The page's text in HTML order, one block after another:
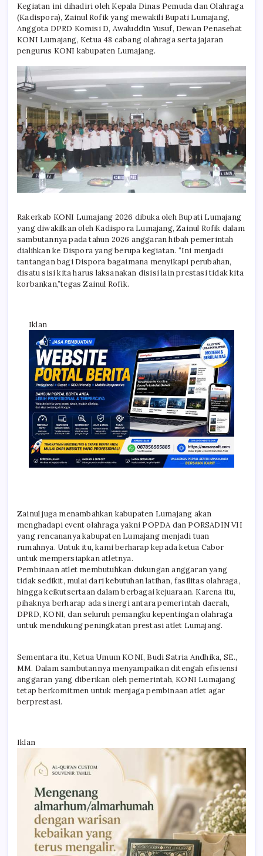
Kegiatan ini dihadiri oleh Kepala Dinas Pemuda dan Olahraga
(Kadispora), Zainul Rofik yang mewakili Bupati Lumajang,
Anggota DPRD Komisi D, Awaluddin Yusuf, Dewan Penasehat
KONI Lumajang, Ketua 48 cabang olahraga serta jajaran
pengurus KONI kabupaten Lumajang.
Rakerkab KONI Lumajang 2026 dibuka oleh Bupati Lumajang
yang diwakilkan oleh Kadispora Lumajang, Zainul Rofik dalam
sambutannya pada tahun 2026 anggaran hibah pemerintah
dialihkan ke Dispora yang berupa kegiatan. “Ini menjadi
tantangan bagi Dispora bagaimana menyikapi perubahan,
disatu sisi kita harus laksanakan disisi lain prestasi tidak kita
korbankan,”tegas Zainul Rofik.
Iklan
Zainul juga menambahkan kabupaten Lumajang akan
menghadapi event olahraga yakni POPDA dan PORSADIN VII
yang rencananya kabupaten Lumajang menjadi tuan
rumahnya. Untuk itu, kami berharap kepada ketua Cabor
untuk mempersiapkan atletnya.
Pembinaan atlet membutuhkan dukungan anggaran yang
tidak sedikit, mulai dari kebutuhan latihan, fasilitas olahraga,
hingga keikutsertaan dalam berbagai kejuaraan. Karena itu,
pihaknya berharap ada sinergi antara pemerintah daerah,
DPRD, KONI, dan seluruh pemangku kepentingan olahraga
untuk mendukung peningkatan prestasi atlet Lumajang.
Sementara itu, Ketua Umum KONI, Budi Satria Andhika, SE.,
MM. Dalam sambutannya menyampaikan ditengah efisiensi
anggaran yang diberikan oleh pemerintah, KONI Lumajang
tetap berkomitmen untuk menjaga pembinaan atlet agar
berprestasi.
Iklan